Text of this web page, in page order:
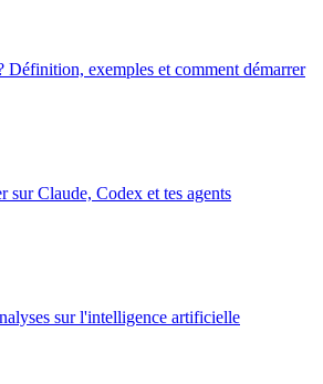
Définition, exemples et comment démarrer
sur Claude, Codex et tes agents
sur l'intelligence artificielle